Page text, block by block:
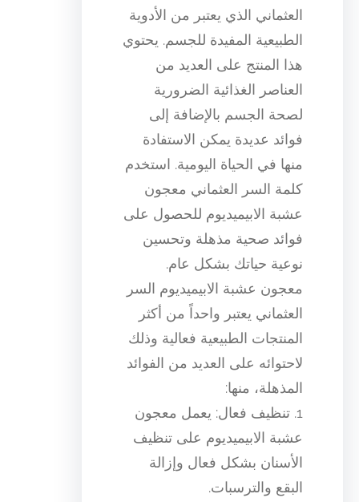
العثماني الذي يعتبر من الأدوية
الطبيعية المفيدة للجسم. يحتوي
هذا المنتج على العديد من
العناصر الغذائية الضرورية
لصحة الجسم بالإضافة إلى
فوائد عديدة يمكن الاستفادة
منها في الحياة اليومية. استخدم
كلمة السر العثماني معجون
عشبة الابيميديوم للحصول على
فوائد صحية مذهلة وتحسين
نوعية حياتك بشكل عام.
معجون عشبة الابيميديوم السر
العثماني يعتبر واحداً من أكثر
المنتجات الطبيعية فعالية وذلك
لاحتوائه على العديد من الفوائد
المذهلة، منها:
1. تنظيف فعال: يعمل معجون
عشبة الابيميديوم على تنظيف
الأسنان بشكل فعال وإزالة
البقع والترسبات.